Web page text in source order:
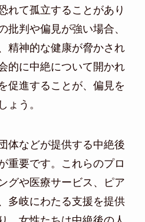
れて孤立することがあり
批判や偏見が強い場合、
精神的な健康が脅かされ
的に中絶について開かれ
促進することが、偏見を
ょう。
体などが提供する中絶後
重要です。これらのプロ
グや医療サービス、ピア
多岐にわたる支援を提供